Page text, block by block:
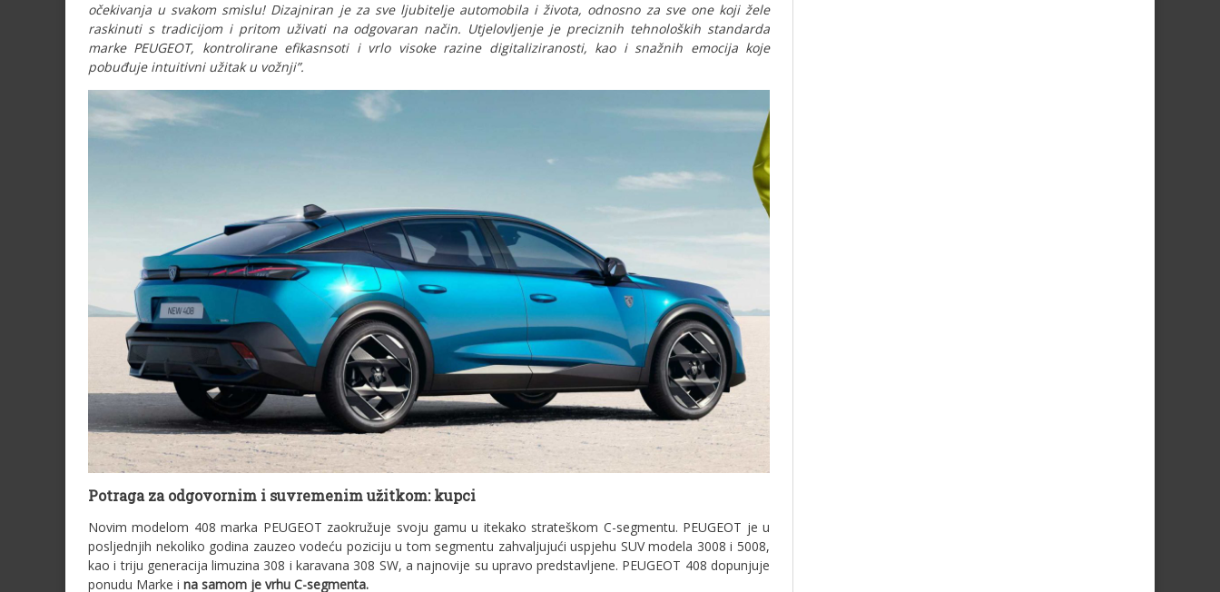
očekivanja u svakom smislu! Dizajniran je za sve ljubitelje automobila i života, odnosno za sve one koji žele
raskinuti s tradicijom i pritom uživati na odgovaran način. Utjelovljenje je preciznih tehnoloških standarda
marke PEUGEOT, kontrolirane efikasnsoti i vrlo visoke razine digitaliziranosti, kao i snažnih emocija koje
pobuđuje intuitivni užitak u vožnji”.
Potraga za odgovornim i suvremenim užitkom: kupci
Novim modelom 408 marka PEUGEOT zaokružuje svoju gamu u itekako strateškom C-segmentu. PEUGEOT je u
posljednjih nekoliko godina zauzeo vodeću poziciju u tom segmentu zahvaljujući uspjehu SUV modela 3008 i 5008,
kao i triju generacija limuzina 308 i karavana 308 SW, a najnovije su upravo predstavljene. PEUGEOT 408 dopunjuje
ponudu Marke i na samom je vrhu C-segmenta.